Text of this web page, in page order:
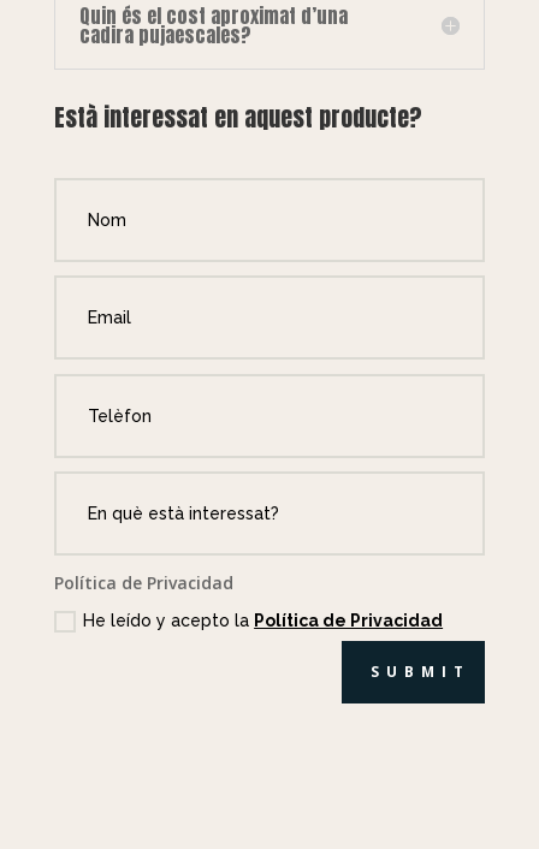
Quin és el cost aproximat d’una
cadira pujaescales?
Està interessat en aquest producte?
Política de Privacidad
He leído y acepto la Política de Privacidad
SUBMIT